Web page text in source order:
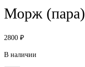
Морж (пара)
2800 ₽
В наличии